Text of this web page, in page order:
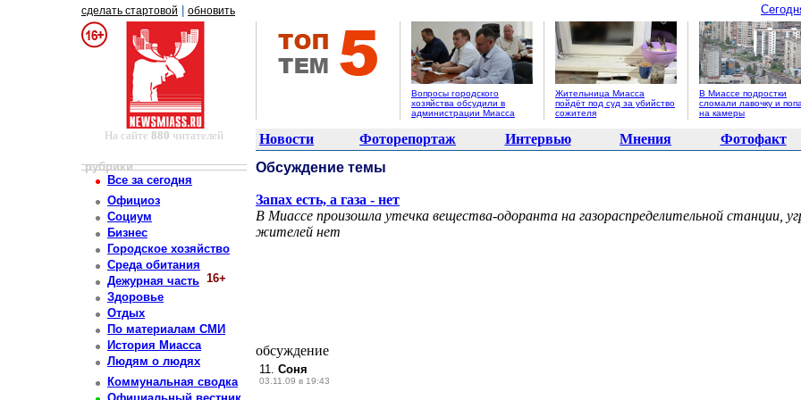
сделать стартовой обновить
Вопросы городского
хозяйства обсудили в
администрации Миасса
Жительница Миасса
пойдёт под суд за убийство
сожителя
В Миассе подростки
сломали лавочку и
на камеры
На сайте 880 читателей Новости Фоторепортаж Интервью Мнения Фотофакт
рубрики
Все за сегодня
Официоз
Социум
Бизнес
Городское хозяйство
Среда обитания
Дежурная часть 16+
Здоровье
Отдых
По материалам СМИ
История Миасса
Людям о людях
Коммунальная сводка
Обсуждение темы
Запах есть, а газа - нет
В Миассе произошла утечка вещества-одоранта на газораспределительной станции,
жителей нет
обсуждение
11. Соня
03.11.09 в 19:43